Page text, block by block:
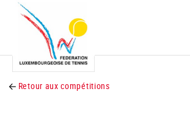
Retour aux compétitions